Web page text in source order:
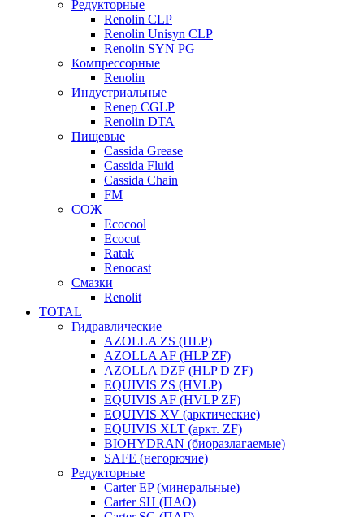
Редукторные
Renolin CLP
Renolin Unisyn CLP
Renolin SYN PG
Компрессорные
Renolin
Индустриальные
Renep CGLP
Renolin DTA
Пищевые
Cassida Grease
Cassida Fluid
Cassida Chain
FM
СОЖ
Ecocool
Ecocut
Ratak
Renocast
Смазки
Renolit
TOTAL
Гидравлические
AZOLLA ZS (HLP)
AZOLLA AF (HLP ZF)
AZOLLA DZF (HLP D ZF)
EQUIVIS ZS (HVLP)
EQUIVIS AF (HVLP ZF)
EQUIVIS XV (арктические)
EQUIVIS XLT (аркт. ZF)
BIOHYDRAN (биоразлагаемые)
SAFE (негорючие)
Редукторные
Carter EP (минеральные)
Carter SH (ПАО)